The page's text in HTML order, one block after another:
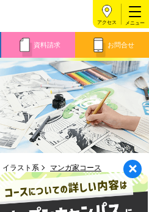
資料請求 お問合せ
アクセス
イラスト系 マンガ家コース
時間割